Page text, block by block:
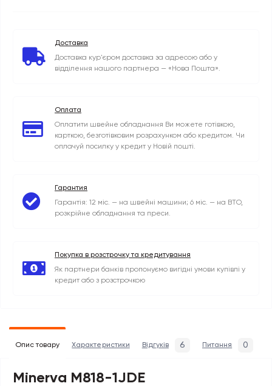
Доставка
Доставка кур'єром доставка за адресою або у
відділення нашого партнера — «Нова Пошта».
Оплата
Оплатити швейне обладнання Ви можете готівкою,
карткою, безготівковим розрахунком або кредитом. Чи
оплачуй посилку у кредит у Новій пошті.
Гарантия
Гарантія: 12 міс. — на швейні машини; 6 міс. — на ВТО,
розкрійне обладнання та преси.
Покупка в розстрочку та кредитування
Як партнери банків пропонуємо вигідні умови купівлі у
кредит або з розстрочкою
Опис товару Характеристики Відгуків 6 Питання 0
Minerva M818-1JDE